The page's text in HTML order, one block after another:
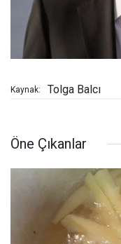
Kaynak: Tolga Balcı
Öne Çıkanlar